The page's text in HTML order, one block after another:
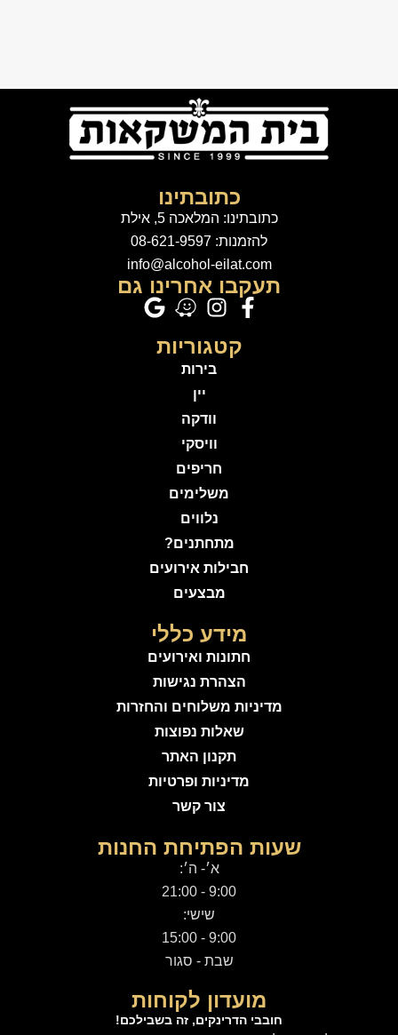
כתובתינו
כתובתינו: המלאכה 5, אילת
להזמנות: 08-621-9597
info@alcohol-eilat.com
תעקבו אחרינו גם
קטגוריות
בירות
יין
וודקה
וויסקי
חריפים
משלימים
נלווים
מתחתנים?
חבילות אירועים
מבצעים
מידע כללי
חתונות ואירועים
הצהרת נגישות
מדיניות משלוחים והחזרות
שאלות נפוצות
תקנון האתר
מדיניות ופרטיות
צור קשר
שעות הפתיחת החנות
א׳- ה׳:
9:00 - 21:00
שישי:
9:00 - 15:00
שבת - סגור
מועדון לקוחות
חובבי הדרינקים, זה בשבילכם!